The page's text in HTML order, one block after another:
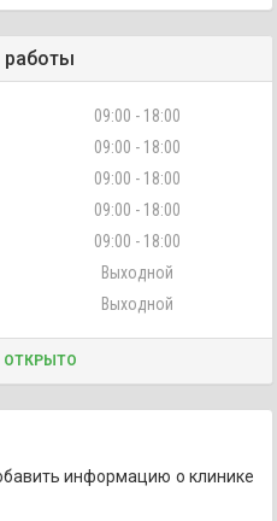
работы
09:00 - 18:00
09:00 - 18:00
09:00 - 18:00
09:00 - 18:00
09:00 - 18:00
Выходной
Выходной
ОТКРЫТО
информацию о клинике